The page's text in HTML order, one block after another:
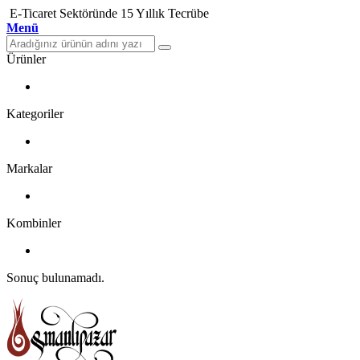
E-Ticaret Sektöründe 15 Yıllık Tecrübe
Menü
Ürünler
Kategoriler
Markalar
Kombinler
Sonuç bulunamadı.